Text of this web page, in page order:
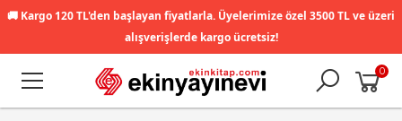
🚚 Kargo 120 TL'den başlayan fiyatlarla. Üyelerimize özel 3500 TL ve üzeri
alışverişlerde kargo ücretsiz!
0